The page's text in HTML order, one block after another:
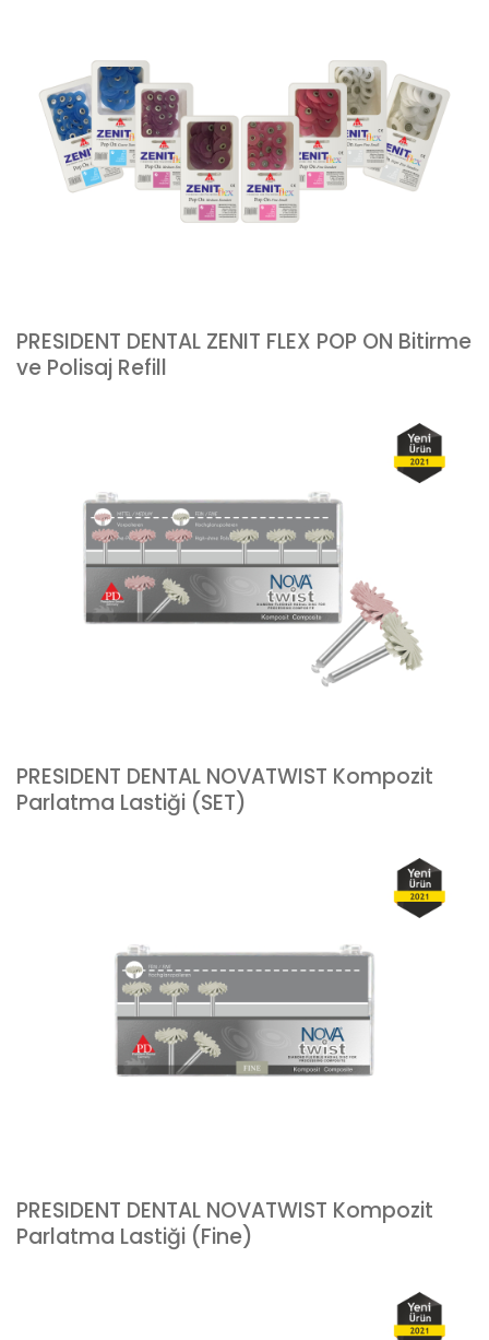
PRESIDENT DENTAL ZENIT FLEX POP ON Bitirme
ve Polisaj Refill
PRESIDENT DENTAL NOVATWIST Kompozit
Parlatma Lastiği (SET)
PRESIDENT DENTAL NOVATWIST Kompozit
Parlatma Lastiği (Fine)